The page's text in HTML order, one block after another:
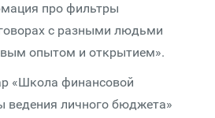
про фильтры
с разными людьми
опытом и открытием».
«Школа финансовой
ведения личного бюджета»